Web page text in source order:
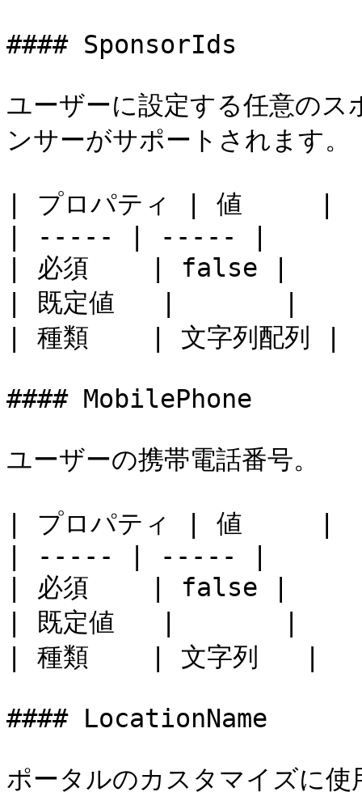
#### SponsorIds
ユーザーに設定する任意の
ンサーがサポートされます。
| プロパティ | 値     |
| ----- | ----- |
| 必須    | false |
| 既定値   |       |
| 種類    | 文字列配列 |
#### MobilePhone
ユーザーの携帯電話番号。
| プロパティ | 値     |
| ----- | ----- |
| 必須    | false |
| 既定値   |       |
| 種類    | 文字列   |
#### LocationName
ポータルのカスタマイズに